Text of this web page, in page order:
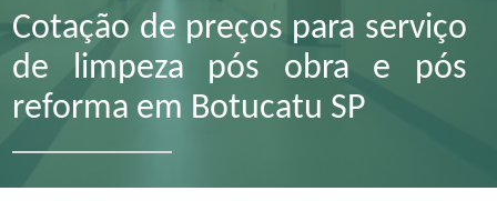
Cotação de preços para serviço
de limpeza pós obra e pós
reforma em Botucatu SP